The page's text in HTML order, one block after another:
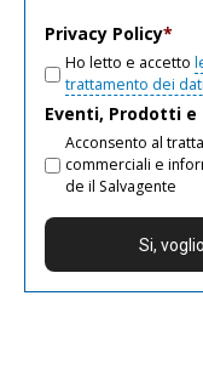
Privacy Policy*
Ho letto e accetto
trattamento dei
Eventi, Prodotti e
Acconsento al
commerciali e
de il Salvagente